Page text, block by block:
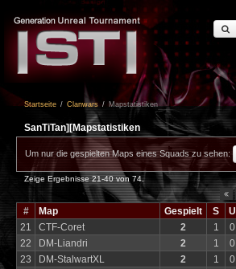
Startseite
Members
Clanwars
Forum
Impressum
Login
Startseite / Clanwars / Mapstatistiken
SanTiTan][Mapstatistiken
Um nur die gespielten Maps eines Squads zu sehen:
Zeige Ergebnisse 21-40 von 74.
# Map Gespielt S U
21
CTF-Coret 2 1 0
22
DM-Liandri 2 1 0
23
DM-StalwartXL 2 1 0